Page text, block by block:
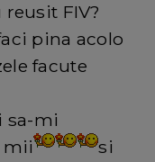
reusit FIV?
pina acolo
facute
sa-mi
mii
si